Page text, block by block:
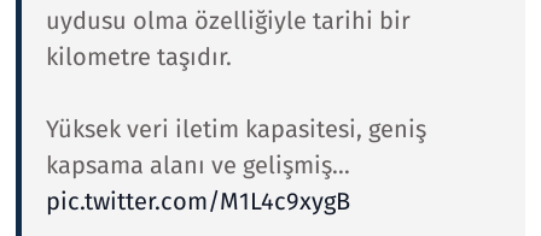
uydusu olma özelliğiyle tarihi bir
kilometre taşıdır.
Yüksek veri iletim kapasitesi, geniş
kapsama alanı ve gelişmiş…
pic.twitter.com/M1L4c9xygB